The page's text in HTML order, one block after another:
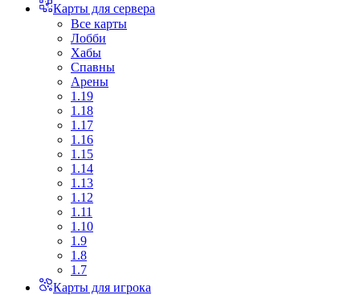
Карты для сервера
Все карты
Лобби
Хабы
Спавны
Арены
1.19
1.18
1.17
1.16
1.15
1.14
1.13
1.12
1.11
1.10
1.9
1.8
1.7
Карты для игрока